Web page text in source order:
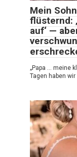
Mein
flüsternd:
auf‘ —
„Papa … meine
Tagen haben